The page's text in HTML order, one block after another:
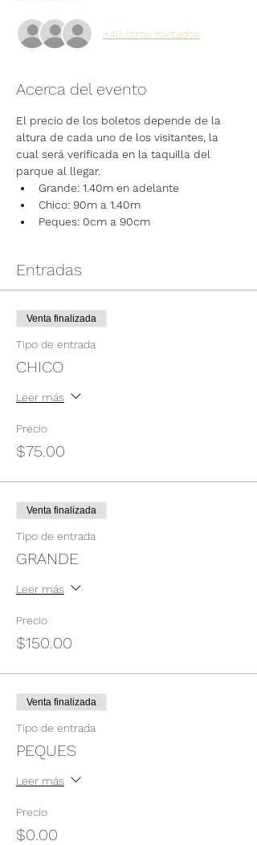
+40 otros invitados
Acerca del evento
El precio de los boletos depende de la
altura de cada uno de los visitantes, la
cual será verificada en la taquilla del
parque al llegar.
Grande: 1.40m en adelante
Chico: 90m a 1.40m
Peques: 0cm a 90cm
Entradas
Venta finalizada
Tipo de entrada
CHICO
Leer más
Precio
$75.00
Venta finalizada
Tipo de entrada
GRANDE
Leer más
Precio
$150.00
Venta finalizada
Tipo de entrada
PEQUES
Leer más
Precio
$0.00